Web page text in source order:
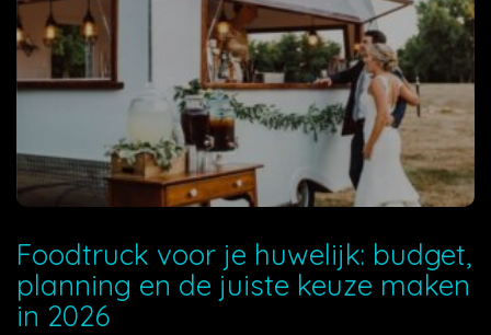
Foodtruck voor je huwelijk: budget,
planning en de juiste keuze maken
in 2026